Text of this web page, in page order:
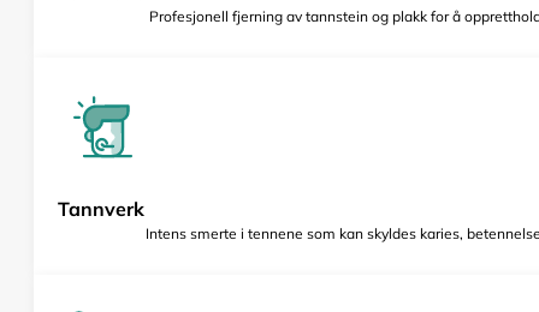
Profesjonell fjerning av tannstein og plakk for å
Tannverk
Intens smerte i tennene som kan skyldes karies,